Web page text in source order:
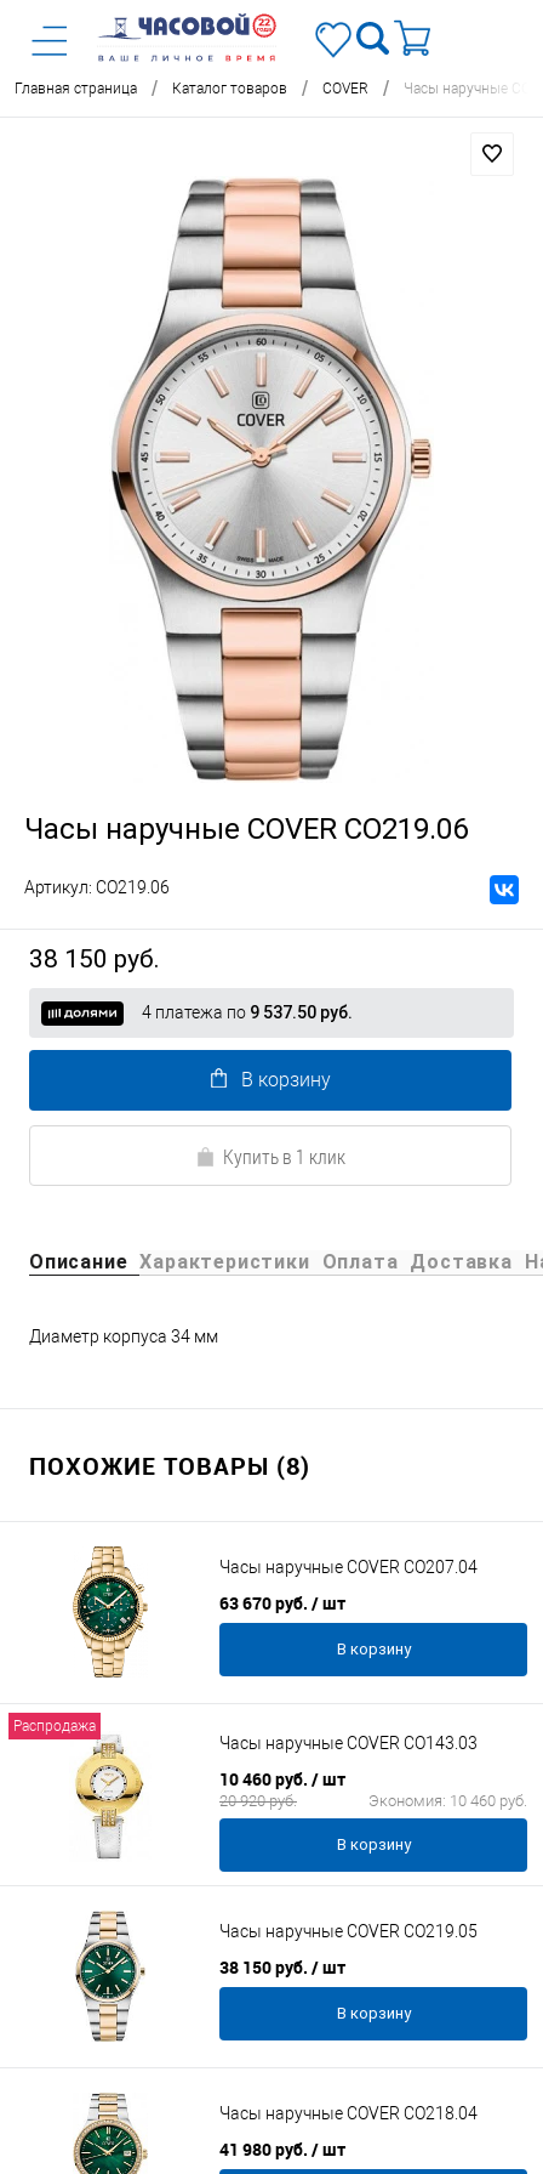
Главная страница / Каталог товаров / COVER / Часы наручные
Часы наручные COVER CO219.06
Артикул: CO219.06
38 150 руб.
4 платежа по 9 537.50 руб.
В корзину
Купить в 1 клик
Описание Характеристики Оплата Доставка
Диаметр корпуса 34 мм
ПОХОЖИЕ ТОВАРЫ (8)
Часы наручные COVER CO207.04
63 670 руб. / шт
В корзину
Распродажа
Часы наручные COVER CO143.03
10 460 руб. / шт
20 920 руб. Экономия: 10 460 руб.
В корзину
Часы наручные COVER CO219.05
38 150 руб. / шт
В корзину
Часы наручные COVER CO218.04
41 980 руб. / шт